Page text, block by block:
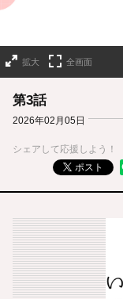
拡大 全画面
第3話
2026年02月05日
シェアして応援しよう！
ポスト